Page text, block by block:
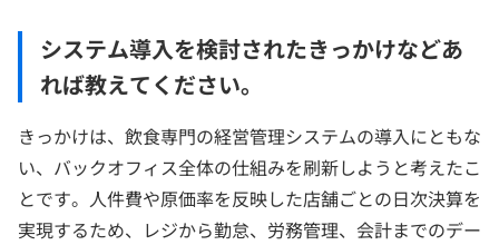
システム導入を検討されたきっかけなどあ
れば教えてください。
きっかけは、飲食専門の経営管理システムの導入にともな
い、バックオフィス全体の仕組みを刷新しようと考えたこ
とです。人件費や原価率を反映した店舗ごとの日次決算を
実現するため、レジから勤怠、労務管理、会計までのデー